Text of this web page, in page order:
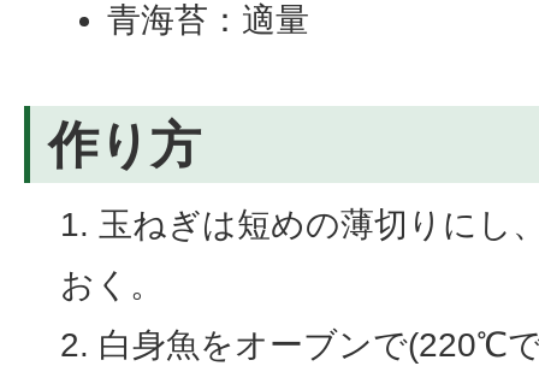
青海苔：適量
作り方
玉ねぎは短めの薄切りにし
おく。
白身魚をオーブンで(220℃